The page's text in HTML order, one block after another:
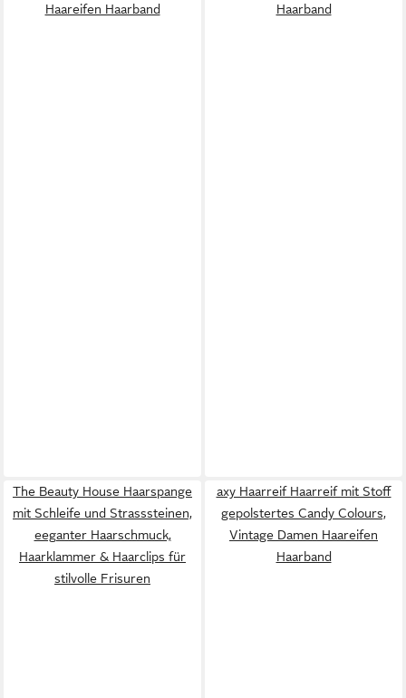
Haareifen Haarband
Haarband
The Beauty House Haarspange
mit Schleife und Strasssteinen,
eeganter Haarschmuck,
Haarklammer & Haarclips für
stilvolle Frisuren
axy Haarreif Haarreif mit Stoff
gepolstertes Candy Colours,
Vintage Damen Haareifen
Haarband